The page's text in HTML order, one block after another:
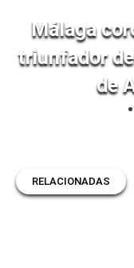
Málaga
triunfador
de
RELACIONADAS